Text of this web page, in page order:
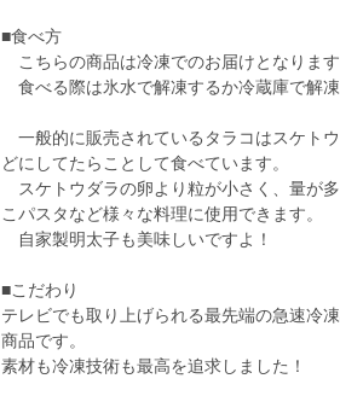
■食べ方
こちらの商品は冷凍でのお届けとなります
食べる際は氷水で解凍するか冷蔵庫で解凍
一般的に販売されているタラコはスケト
どにしてたらことして食べています。
スケトウダラの卵より粒が小さく、量が
こパスタなど様々な料理に使用できます。
自家製明太子も美味しいですよ！
■こだわり
テレビでも取り上げられる最先端の急速冷
商品です。
素材も冷凍技術も最高を追求しました！